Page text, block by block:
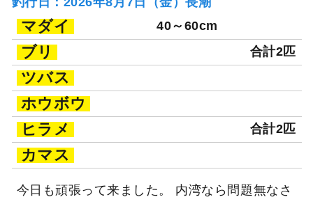
マダイ 40～60cm
ブリ 合計2匹
ツバス
ホウボウ
ヒラメ
合計2匹
カマス
今日も頑張って来ました。 内湾なら問題無なさ